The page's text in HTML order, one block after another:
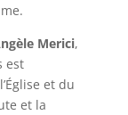
Merici,
est
et du
et la